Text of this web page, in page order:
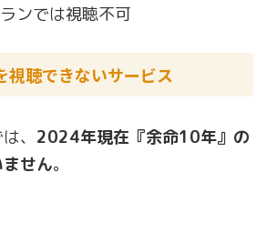
ンでは視聴不可
視聴できないサービス
、 2024年現在『余命10年』の
せん。